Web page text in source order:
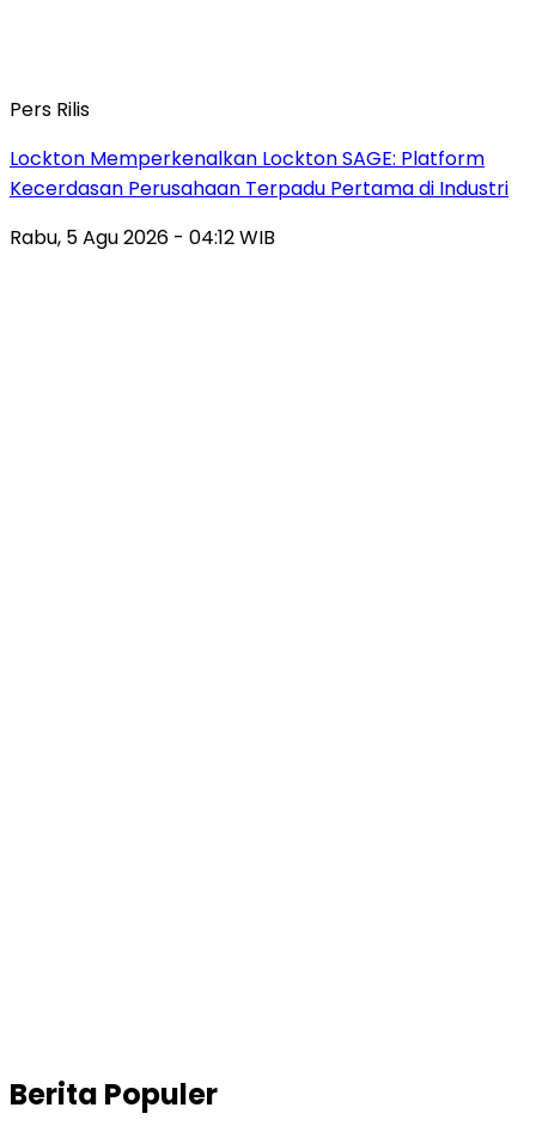
Pers Rilis
Lockton Memperkenalkan Lockton SAGE: Platform
Kecerdasan Perusahaan Terpadu Pertama di Industri
Rabu, 5 Agu 2026 - 04:12 WIB
Berita Populer